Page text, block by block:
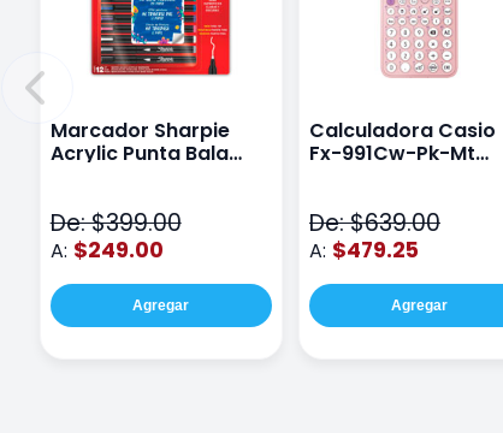
Marcador Sharpie
Acrylic Punta Bala
De: $399.00
A: $249.00
Agregar
Calculadora Casio
Fx-991Cw-Pk-Mt
De: $639.00
A: $479.25
Agregar